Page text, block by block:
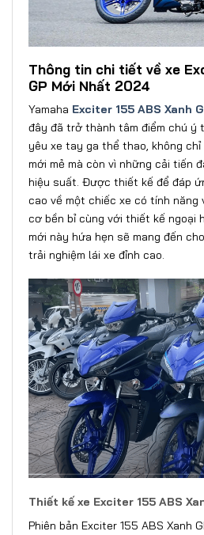
Thông tin chi tiết về xe
GP Mới Nhất 2024
Yamaha Exciter 155 ABS Xanh
đây đã trở thành tâm điểm chú ý
yêu xe tay ga thể thao, không chỉ
mới mẻ mà còn vì những cải tiến
hiệu suất. Được thiết kế để đáp
cao về một chiếc xe có tính năng
cơ bền bỉ cùng với thiết kế ngoại
mới này hứa hẹn sẽ mang đến
trải nghiệm lái xe đỉnh cao.
Thiết kế xe Exciter 155 ABS
Phiên bản Exciter 155 ABS Xanh